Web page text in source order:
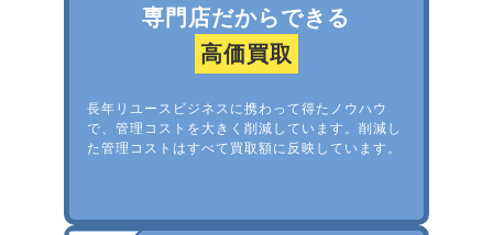
専門店だからできる
高価買取
長年リユースビジネスに携わって得たノウハウ
で、管理コストを大きく削減しています。削減し
た管理コストはすべて買取額に反映しています。